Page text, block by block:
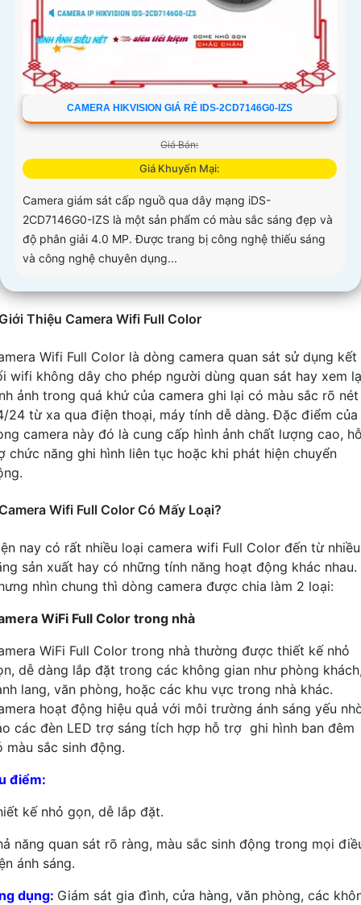
CAMERA HIKVISION GIÁ RẺ IDS-2CD7146G0-IZS
Giá Bán:
Giá Khuyến Mại:
Camera giám sát cấp nguồ qua dây mạng iDS-
2CD7146G0-IZS là một sản phẩm có màu sắc sáng đẹp và
độ phân giải 4.0 MP. Được trang bị công nghệ thiếu sáng
và công nghệ chuyên dụng...
Thiệu Camera Wifi Full Color
Wifi Full Color là dòng camera quan sát sử dụng kết
wifi không dây cho phép người dùng quan sát hay xem
ảnh trong quá khứ của camera ghi lại có màu sắc rõ
24 từ xa qua điện thoại, máy tính dễ dàng. Đặc điểm của
camera này đó là cung cấp hình ảnh chất lượng cao,
chức năng ghi hình liên tục hoặc khi phát hiện chuyển
Wifi Full Color Có Mấy Loại?
nay có rất nhiều loại camera wifi Full Color đến từ nhiều
sản xuất hay có những tính năng hoạt động khác nhau.
nhìn chung thì dòng camera được chia làm 2 loại:
WiFi Full Color trong nhà
WiFi Full Color trong nhà thường được thiết kế nhỏ
dễ dàng lắp đặt trong các không gian như phòng
lang, văn phòng, hoặc các khu vực trong nhà khác.
hoạt động hiệu quả với môi trường ánh sáng yếu
các đèn LED trợ sáng tích hợp hỗ trợ ghi hình ban đêm
màu sắc sinh động.
điểm:
kế nhỏ gọn, dễ lắp đặt.
năng quan sát rõ ràng, màu sắc sinh động trong mọi
ánh sáng.
dụng: Giám sát gia đình, cửa hàng, văn phòng, các